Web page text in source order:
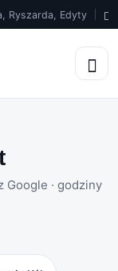
Ryszarda, Edyty
Google · godziny